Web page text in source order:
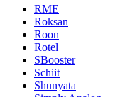
RME
Roksan
Roon
Rotel
SBooster
Schiit
Shunyata